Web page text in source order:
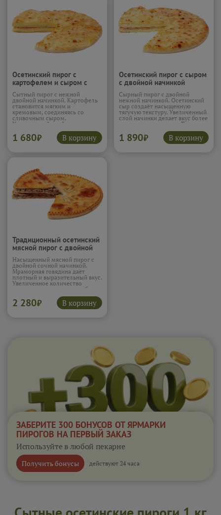
Осетинский пирог с
картофелем и сыром с
двойной начинкой (1.3кг)
Сытный пирог с нежной
двойной начинкой. Картофель
становится мягким и
кремовым, соединяясь со
сливочным сыром.
Увеличенный слой начинки
делает вкус особенно
насыщенным и бархатистым.
Сливочное масло добавляет
1 680₽ В корзину
Осетинский пирог с сыром
с двойной начинкой
(1.3кг)
Сырный пирог с двойной
нежной начинкой. Осетинский
сыр создаёт насыщенную
тягучую текстуру. Увеличенный
слой начинки делает вкус более
мягким и сливочным. Тесто
удерживает сочность внутри.
Пирог получается нежным и
очень насыщенным.
1 890₽ В корзину
Традиционный осетинский
мясной пирог с двойной
начинкой (1.3кг)
Насыщенный мясной пирог с
двойной сочной начинкой.
Мраморная говядина даёт
плотный и выразительный вкус.
Увеличенное количество
начинки делает пирог особенно
сочным. Специи подчёркивают
мясной аромат. Каждый кусок
получается сытным и
2 280₽ В корзину
ЗАБЕРИТЕ 300 БОНУСОВ ОТ ЯРМАРКИ
ПИРОГОВ НА ПЕРВЫЙ ЗАКАЗ
Используйте в любой пекарне
Получить бонусы действуют 24 часа